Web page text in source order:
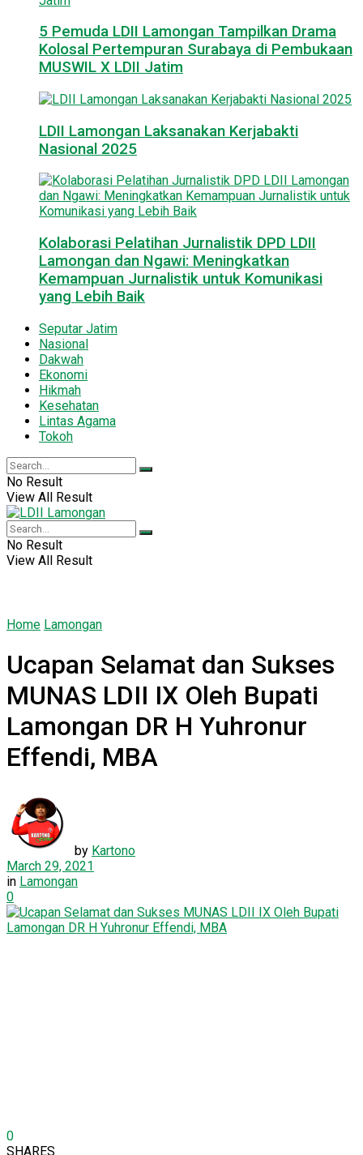
5 Pemuda LDII Lamongan Tampilkan Drama
Kolosal Pertempuran Surabaya di Pembukaan
MUSWIL X LDII Jatim
LDII Lamongan Laksanakan Kerjabakti
Nasional 2025
Kolaborasi Pelatihan Jurnalistik DPD LDII
Lamongan dan Ngawi: Meningkatkan
Kemampuan Jurnalistik untuk Komunikasi
yang Lebih Baik
Seputar Jatim
Nasional
Dakwah
Ekonomi
Hikmah
Kesehatan
Lintas Agama
Tokoh
No Result
View All Result
No Result
View All Result
Home Lamongan
Ucapan Selamat dan Sukses
MUNAS LDII IX Oleh Bupati
Lamongan DR H Yuhronur
Effendi, MBA
by Kartono
March 29, 2021
in Lamongan
0
0
SHARES